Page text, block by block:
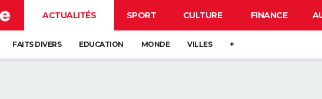
ACTUALITÉS SPORT CULTURE FINANCE
FAITS DIVERS EDUCATION MONDE VILLES +